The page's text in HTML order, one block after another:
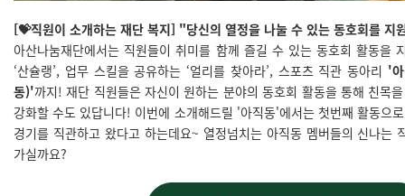
[💝직원이 소개하는 재단 복지] "당신의 열정을 나눌 수 있는 동호회를 지
아산나눔재단에서는 직원들이 취미를 함께 즐길 수 있는 동호회 활동을
‘산슐랭’, 업무 스킬을 공유하는 ‘얼리를 찾아라’, 스포츠 직관 동아리 '
동)'까지! 재단 직원들은 자신이 원하는 분야의 동호회 활동을 통해 친목
강화할 수도 있답니다! 이번에 소개해드릴 '아직동'에서는 첫번째 활동으
경기를 직관하고 왔다고 하는데요~ 열정넘치는 아직동 멤버들의 신나는
가실까요?